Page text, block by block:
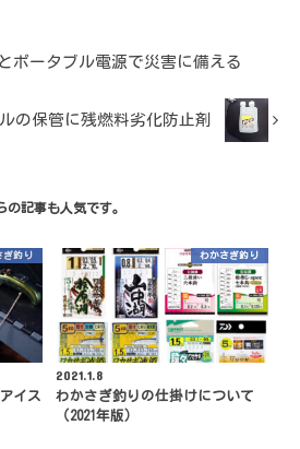
ポータブル電源で災害に備える
の保管に残燃料劣化防止剤
の記事も人気です。
ぎ釣り
イス
わかさぎ釣り
2021.1.8
わかさぎ釣りの仕掛けについて
（2021年版）